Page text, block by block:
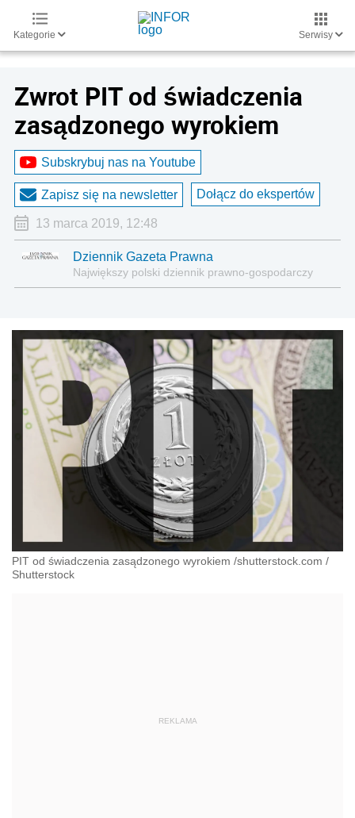
Kategorie Serwisy
Zwrot PIT od świadczenia
zasądzonego wyrokiem
Subskrybuj nas na Youtube
Zapisz się na newsletter Dołącz do ekspertów
13 marca 2019, 12:48
Dziennik Gazeta Prawna
Największy polski dziennik prawno-gospodarczy
PIT od świadczenia zasądzonego wyrokiem /shutterstock.com /
Shutterstock